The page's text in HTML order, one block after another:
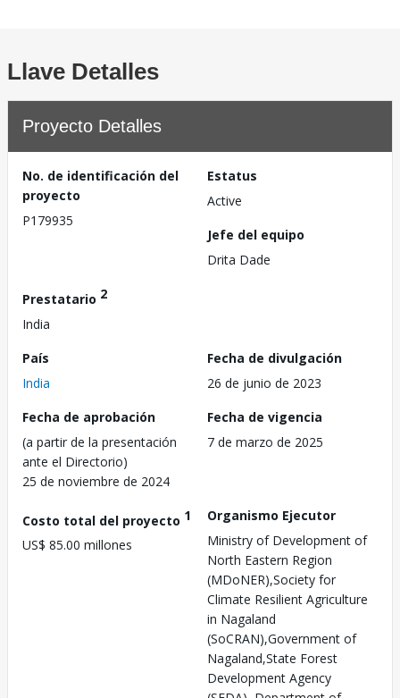
Llave Detalles
Proyecto Detalles
No. de identificación del
proyecto
P179935
Estatus
Active
Jefe del equipo
Drita Dade
Prestatario 2
India
País
India
Fecha de divulgación
26 de junio de 2023
Fecha de aprobación
(a partir de la presentación
ante el Directorio)
25 de noviembre de 2024
Fecha de vigencia
7 de marzo de 2025
Costo total del proyecto 1
US$ 85.00 millones
Organismo Ejecutor
Ministry of Development of
North Eastern Region
(MDoNER),Society for
Climate Resilient Agriculture
in Nagaland
(SoCRAN),Government of
Nagaland,State Forest
Development Agency